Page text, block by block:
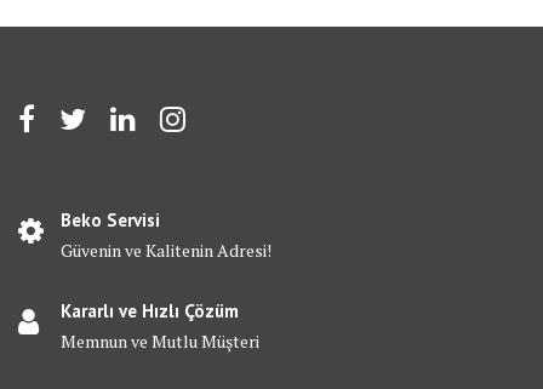
Beko Servisi
Güvenin ve Kalitenin Adresi!
Kararlı ve Hızlı Çözüm
Memnun ve Mutlu Müşteri